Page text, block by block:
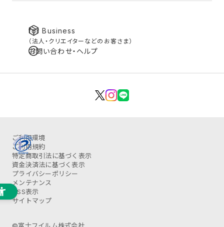
for Business
（法人・クリエイターなどのお客さま）
お問い合わせ・ヘルプ
ご利用環境
ご利用規約
特定商取引法に基づく表示
資金決済法に基づく表示
プライバシーポリシー
メンテナンス
OSS表示
サイトマップ